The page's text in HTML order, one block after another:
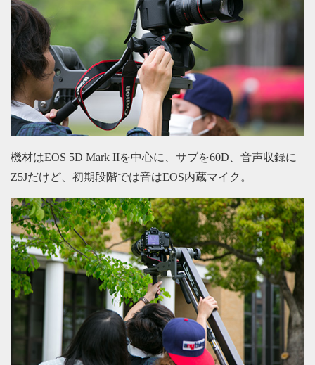
機材はEOS 5D Mark IIを中心に、サブを60D、音声収録に
Z5Jだけど、初期段階では音はEOS内蔵マイク。